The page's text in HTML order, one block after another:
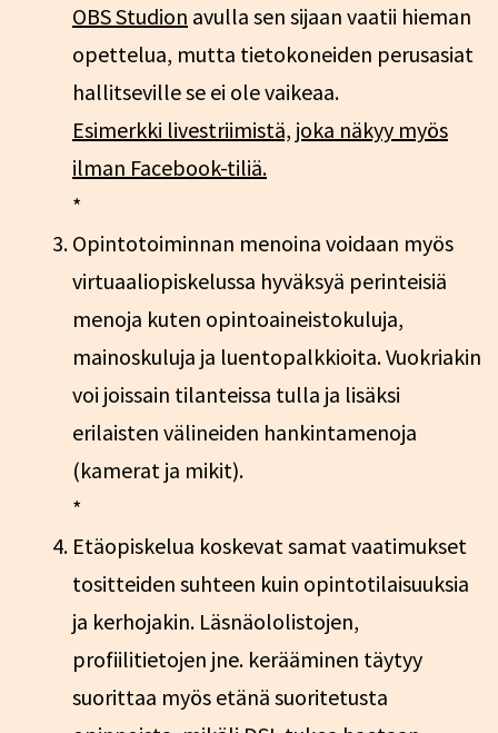
OBS Studion avulla sen sijaan vaatii hieman
opettelua, mutta tietokoneiden perusasiat
hallitseville se ei ole vaikeaa.
Esimerkki livestriimistä, joka näkyy myös
ilman Facebook-tiliä.
*
Opintotoiminnan menoina voidaan myös
virtuaaliopiskelussa hyväksyä perinteisiä
menoja kuten opintoaineistokuluja,
mainoskuluja ja luentopalkkioita. Vuokriakin
voi joissain tilanteissa tulla ja lisäksi
erilaisten välineiden hankintamenoja
(kamerat ja mikit).
*
Etäopiskelua koskevat samat vaatimukset
tositteiden suhteen kuin opintotilaisuuksia
ja kerhojakin. Läsnäololistojen,
profiilitietojen jne. kerääminen täytyy
suorittaa myös etänä suoritetusta